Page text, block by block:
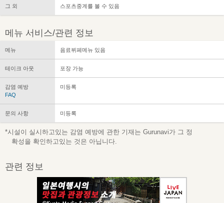
그 외 스포츠중계를 볼 수 있음
메뉴 서비스/관련 정보
메뉴 음료뷔페메뉴 있음
테이크 아웃 포장 가능
감염 예방
FAQ
미등록
문의 사항 미등록
*시설이 실시하고있는 감염 예방에 관한 기재는 Gurunavi가 그 정
확성을 확인하고있는 것은 아닙니다.
관련 정보